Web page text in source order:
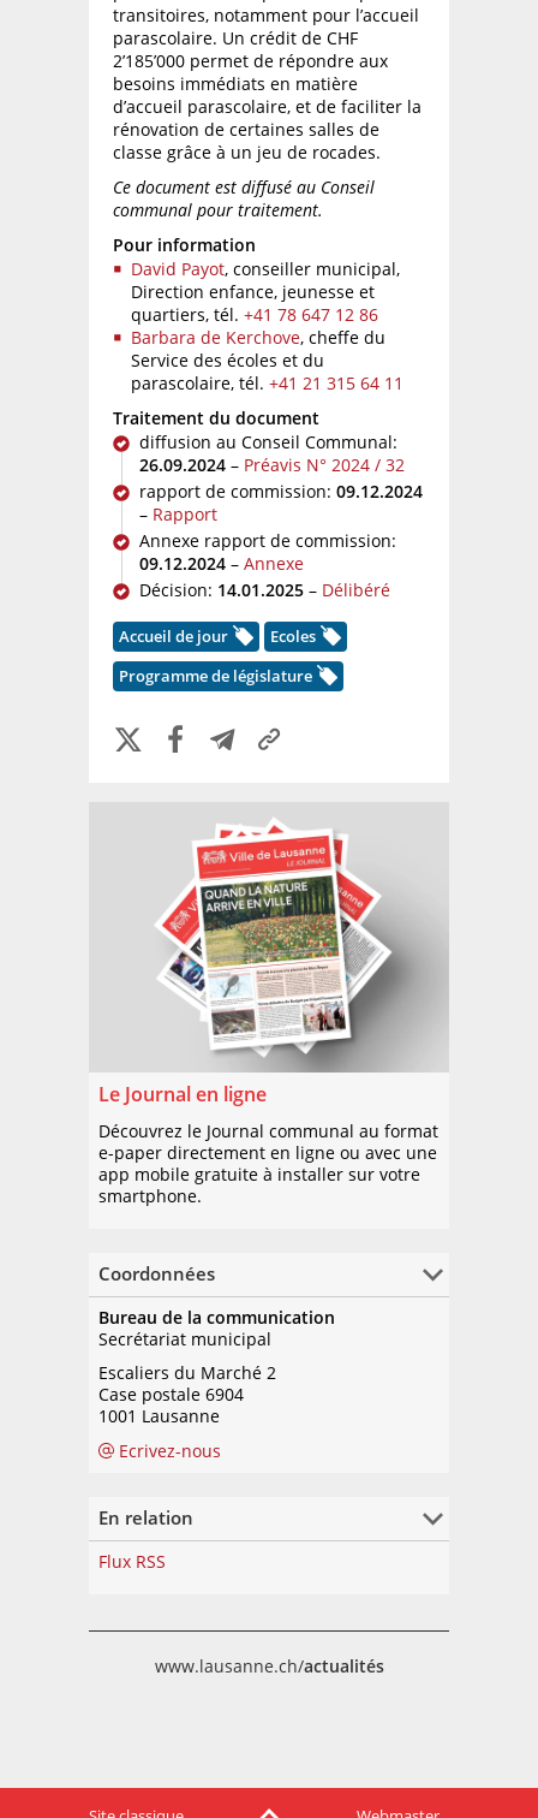
transitoires, notamment pour l’accueil
parascolaire. Un crédit de CHF
2’185’000 permet de répondre aux
besoins immédiats en matière
d’accueil parascolaire, et de faciliter la
rénovation de certaines salles de
classe grâce à un jeu de rocades.
Ce document est diffusé au Conseil
communal pour traitement.
Pour information
David Payot, conseiller municipal,
Direction enfance, jeunesse et
quartiers, tél. +41 78 647 12 86
Barbara de Kerchove, cheffe du
Service des écoles et du
parascolaire, tél. +41 21 315 64 11
Traitement du document
diffusion au Conseil Communal:
26.09.2024 – Préavis N° 2024 / 32
rapport de commission: 09.12.2024
– Rapport
Annexe rapport de commission:
09.12.2024 – Annexe
Décision: 14.01.2025 – Délibéré
Accueil de jour
Ecoles
Programme de législature
Le Journal en ligne
Découvrez le Journal communal au format
e-paper directement en ligne ou avec une
app mobile gratuite à installer sur votre
smartphone.
Coordonnées
Bureau de la communication
Secrétariat municipal
Escaliers du Marché 2
Case postale 6904
1001 Lausanne
Ecrivez-nous
En relation
Flux RSS
www.lausanne.ch/actualités